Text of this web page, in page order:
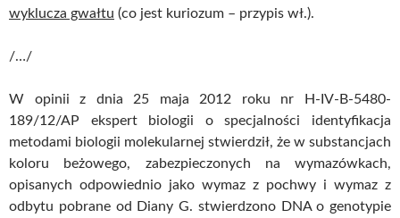
wyklucza gwałtu (co jest kuriozum – przypis wł.).
/…/
W opinii z dnia 25 maja 2012 roku nr H-IV-B-5480-
189/12/AP ekspert biologii o specjalności identyfikacja
metodami biologii molekularnej stwierdził, że w substancjach
koloru beżowego, zabezpieczonych na wymazówkach,
opisanych odpowiednio jako wymaz z pochwy i wymaz z
odbytu pobrane od Diany G. stwierdzono DNA o genotypie